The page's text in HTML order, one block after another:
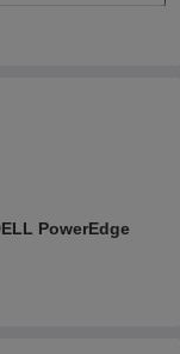
PowerEdge